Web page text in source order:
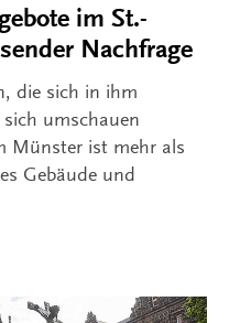
im St.-
Nachfrage
die sich in ihm
umschauen
Münster ist mehr als
Gebäude und